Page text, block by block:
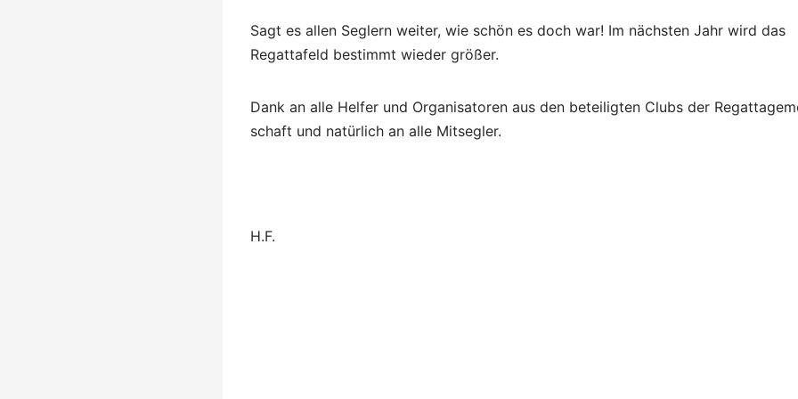
Sagt es allen Seglern weiter, wie schön es doch war! Im nächsten Jahr wird das
Regattafeld bestimmt wieder größer.
Dank an alle Helfer und Organisatoren aus den beteiligten Clubs der
schaft und natürlich an alle Mitsegler.
H.F.